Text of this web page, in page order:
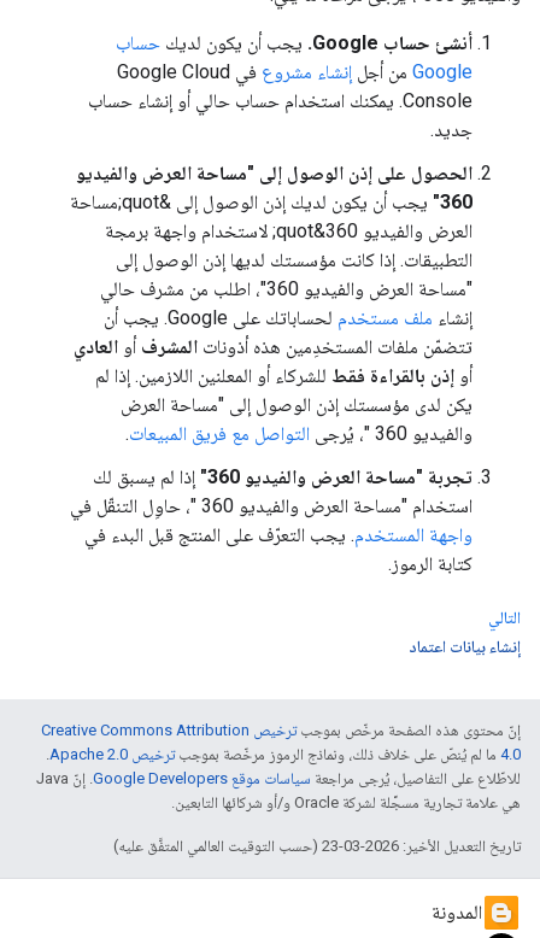
أنشئ حساب Google. يجب أن يكون لديك حساب
Google من أجل إنشاء مشروع
في Google Cloud
Console. يمكنك استخدام حساب حالي أو إنشاء حساب
جديد.
الحصول على إذن الوصول إلى "مساحة العرض والفيديو
360"
يجب أن يكون لديك إذن الوصول إلى &quot;مساحة
العرض والفيديو 360&quot; لاستخدام واجهة برمجة
التطبيقات. إذا كانت مؤسستك لديها إذن الوصول إلى
"مساحة العرض والفيديو 360"، اطلب من مشرف حالي
إنشاء ملف مستخدم
لحساباتك على Google. يجب أن
تتضمّن ملفات المستخدِمين هذه أذونات المشرف أو العادي
أو إذن بالقراءة فقط للشركاء أو المعلنين اللازمين. إذا لم
يكن لدى مؤسستك إذن الوصول إلى "مساحة العرض
والفيديو 360 "، يُرجى
التواصل مع فريق المبيعات.
تجربة "مساحة العرض والفيديو 360"
إذا لم يسبق لك
استخدام "مساحة العرض والفيديو 360 "، حاوِل التنقّل في
واجهة المستخدم. يجب التعرّف على المنتج قبل البدء في
كتابة الرموز.
التالي
إنشاء بيانات اعتماد
إنّ محتوى هذه الصفحة مرخّص بموجب
ترخيص Creative Commons Attribution
4.0‏ ما لم يُنصّ على خلاف ذلك، ونماذج الرموز مرخّصة بموجبترخيص Apache 2.0‏
.
للاطّلاع على التفاصيل، يُرجى مراجعة سياسات موقع Google Developers‏
. إنّ Java
هي علامة تجارية مسجَّلة لشركة Oracle و/أو شركائها التابعين.
تاريخ التعديل الأخير: 2026-03-23 (حسب التوقيت العالمي المتفَّق عليه)
المدونة